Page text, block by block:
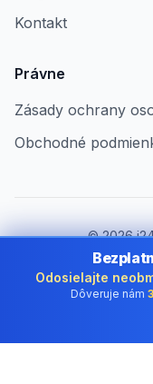
Kontakt
Právne
Zásady ochrany
Obchodné
©2026
Zmeniť
Odosielajte
Dôveruje nám